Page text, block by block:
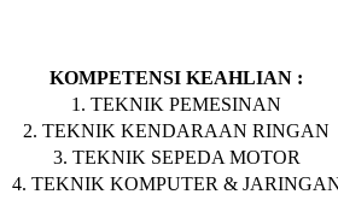
KOMPETENSI KEAHLIAN :
1. TEKNIK PEMESINAN
2. TEKNIK KENDARAAN RINGAN
3. TEKNIK SEPEDA MOTOR
4. TEKNIK KOMPUTER &